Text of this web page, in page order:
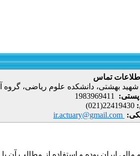
اطلاعات تماس
شهید بهشتی، دانشکده علوم ریاضی، گروه
22419430(021)
ir.actuary@gmail.com
ایران بوده و استفاده از مطالب آن با